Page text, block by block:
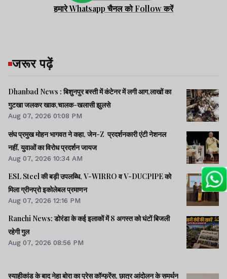
हमारे Whatsapp चैनल को Follow करें
जरूर पढ़ें
Dhanbad News : बिशुनपुर बस्ती में कंटेनर में लगी आग,लाखों का
गुटखा जलकर खाक,चालक-खलासी झुलसे
Aug 07, 2026 01:08 PM
संघ प्रमुख मोहन भागवत ने कहा, जेन-Z प्रदर्शनकारी एंटी नेशनल
नहीं, युवाओं का विरोध प्रदर्शन जायज
Aug 07, 2026 10:34 AM
ESL Steel की बड़ी उपलब्धि, V-WIRRO व V-DUCPIPE को
मिला ग्रीनप्रो इकोलेबल प्रमाणन
Aug 07, 2026 12:16 PM
Ranchi News: डोरंडा के कई इलाकों में 8 अगस्त को घंटों बिजली
रहेगी गुल
Aug 07, 2026 08:56 PM
स्याहीकांड के बाद नेहा बोरा का प्रेस कॉन्फ्रेंस, छात्र आंदोलन के समर्थन